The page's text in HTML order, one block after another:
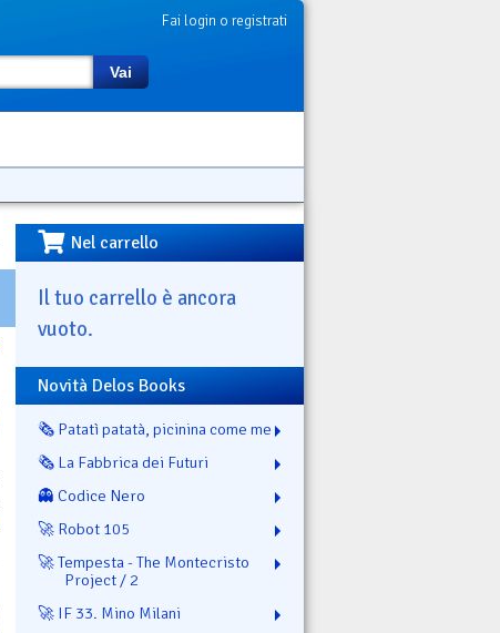
Fai login o registrati
Vai
Nel carrello
Il tuo carrello è ancora
vuoto.
Novità Delos Books
🗞️ Patatì patatà, picinina come me
🗞️ La Fabbrica dei Futuri
👻 Codice Nero
🚀 Robot 105
🚀 Tempesta - The Montecristo
Project / 2
🚀 IF 33. Mino Milani